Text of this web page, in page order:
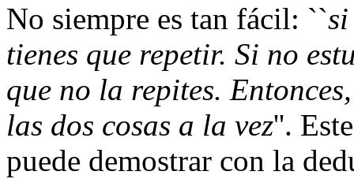
No siempre es tan fácil: ``
tienes que repetir. Si no
que no la repites.
las dos cosas a la vez''.
puede demostrar con la